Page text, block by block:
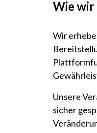
Wie wir
Wir
Unsere
sicher